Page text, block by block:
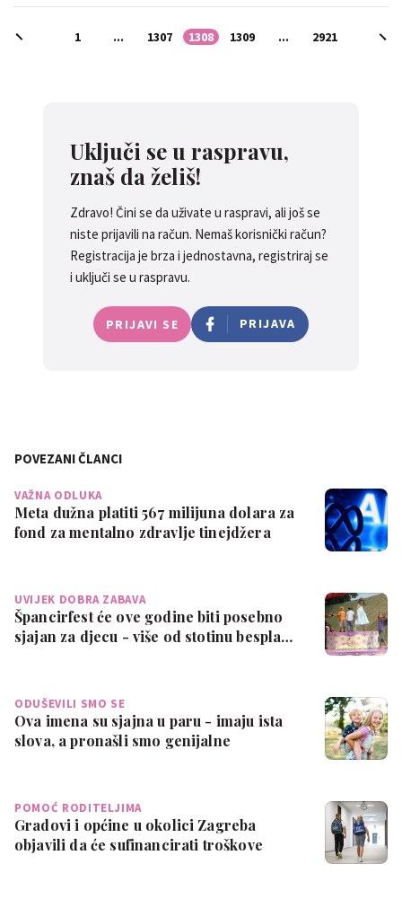
1 ... 1307 1308 1309 ... 2921
Uključi se u raspravu,
znaš da želiš!
Zdravo! Čini se da uživate u raspravi, ali još se
niste prijavili na račun. Nemaš korisnički račun?
Registracija je brza i jednostavna, registriraj se
i uključi se u raspravu.
PRIJAVI SE PRIJAVA
POVEZANI ČLANCI
VAŽNA ODLUKA
Meta dužna platiti 567 milijuna dolara za
fond za mentalno zdravlje tinejdžera
UVIJEK DOBRA ZABAVA
Špancirfest će ove godine biti posebno
sjajan za djecu - više od stotinu bespla…
ODUŠEVILI SMO SE
Ova imena su sjajna u paru - imaju ista
slova, a pronašli smo genijalne
POMOĆ RODITELJIMA
Gradovi i općine u okolici Zagreba
objavili da će sufinancirati troškove